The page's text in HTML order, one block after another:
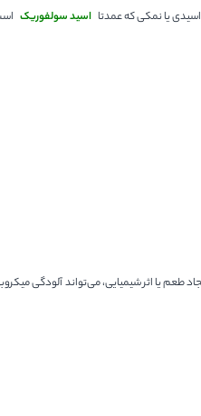
اسیدی یا نمکی که عمدتا اسید سولفوریک
طعم یا اثر شیمیایی، می‌تواند آلودگی